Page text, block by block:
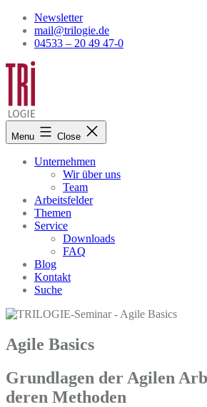
Skip
content
Newsletter
mail@trilogie.de
04533 – 20 49 47-0
Menu Close
Unternehmen
Wir über uns
Team
Arbeitsfelder
Themen
Service
Downloads
FAQ
Blog
Kontakt
Suche
Agile Basics
Grundlagen der Agilen
deren Methoden